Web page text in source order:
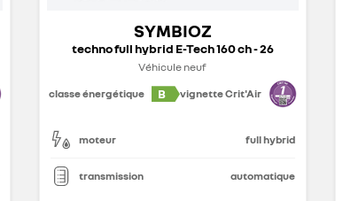
SYMBIOZ
techno full hybrid E-Tech 160 ch - 26
Véhicule neuf
classe énergétique
B vignette Crit'Air
moteur full hybrid
transmission automatique